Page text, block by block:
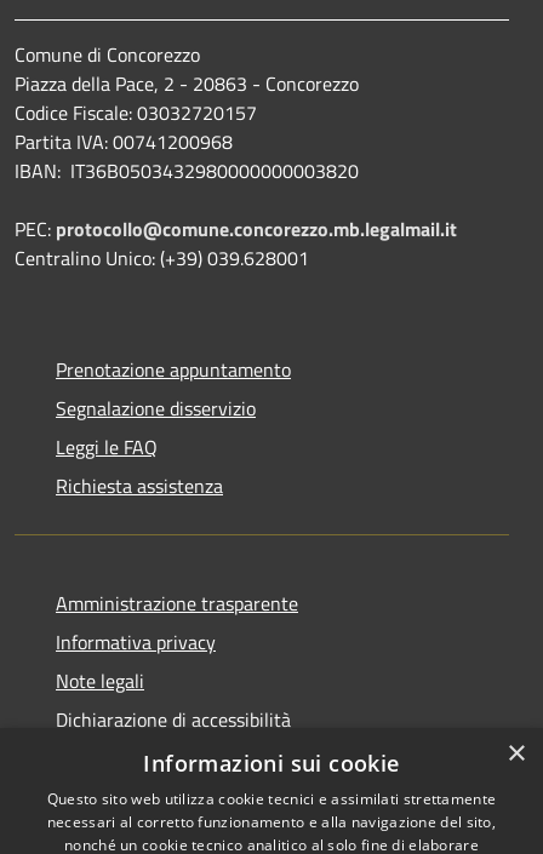
Comune di Concorezzo
Piazza della Pace, 2 - 20863 - Concorezzo
Codice Fiscale: 03032720157
Partita IVA: 00741200968
IBAN: IT36B0503432980000000003820
PEC: protocollo@comune.concorezzo.mb.legalmail.it
Centralino Unico: (+39) 039.628001
Prenotazione appuntamento
Segnalazione disservizio
Leggi le FAQ
Richiesta assistenza
Amministrazione trasparente
Informativa privacy
Note legali
Dichiarazione di accessibilità
Whistleblowing
×
Informazioni sui cookie
Questo sito web utilizza cookie tecnici e assimilati strettamente
necessari al corretto funzionamento e alla navigazione del sito,
nonché un cookie tecnico analitico al solo fine di elaborare